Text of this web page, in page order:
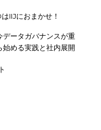
IIJにおまかせ！
データガバナンスが重
める実践と社内展開